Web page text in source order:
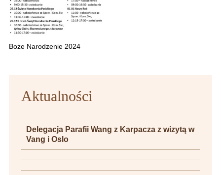
Boże Narodzenie 2024
Aktualności
Delegacja Parafii Wang z Karpacza z wizytą w
Vang i Oslo